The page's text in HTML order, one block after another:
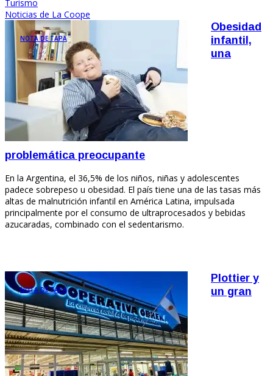
Turismo
Noticias de La Coope
NOTA DE TAPA
Obesidad
infantil,
una
problemática preocupante
En la Argentina, el 36,5% de los niños, niñas y adolescentes
padece sobrepeso u obesidad. El país tiene una de las tasas más
altas de malnutrición infantil en América Latina, impulsada
principalmente por el consumo de ultraprocesados y bebidas
azucaradas, combinado con el sedentarismo.
NOTA DE TAPA
Plottier y
un gran